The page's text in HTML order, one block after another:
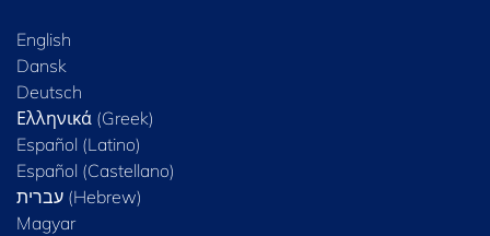
English
Dansk
Deutsch
Ελληνικά (Greek)
Español (Latino)
Español (Castellano)
Magyar